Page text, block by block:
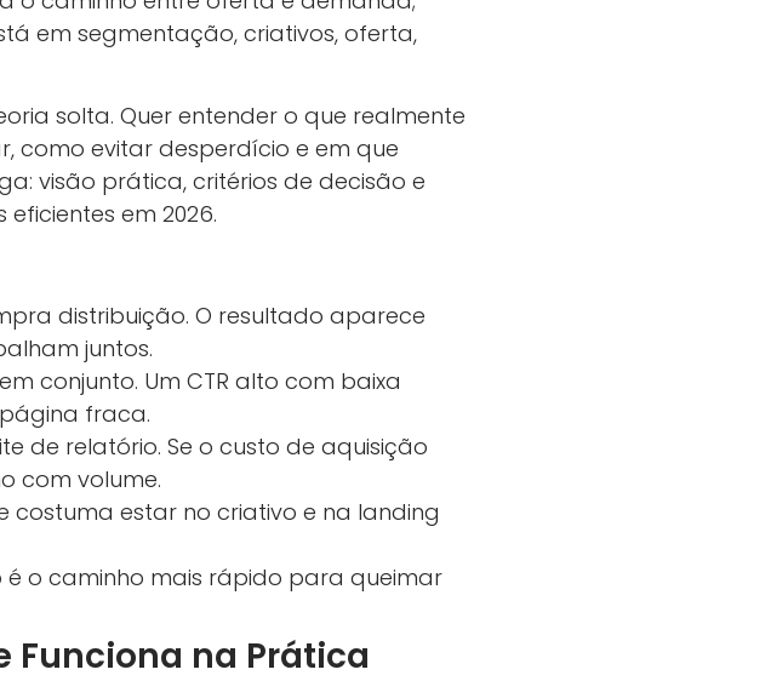
em segmentação, criativos, oferta,
solta. Quer entender o que realmente
como evitar desperdício e em que
visão prática, critérios de decisão e
eficientes em 2026.
distribuição. O resultado aparece
juntos.
conjunto. Um CTR alto com baixa
fraca.
de relatório. Se o custo de aquisição
com volume.
estar no criativo e na landing
o caminho mais rápido para queimar
Funciona na Prática